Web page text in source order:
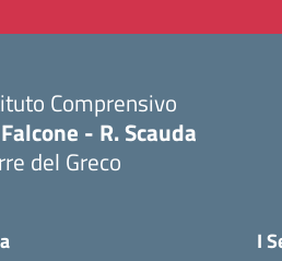
Comprensivo
- R. Scauda
del Greco
I